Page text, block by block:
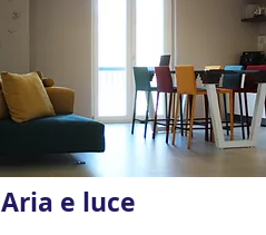
Aria e luce